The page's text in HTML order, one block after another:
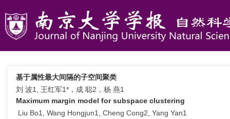
基于属性最大间隔的子空间聚类
刘 波1, 王红军1*，成 聪2，杨 燕1
Maximum margin model for subspace clustering
Liu Bo1, Wang Hongjun1, Cheng Cong2, Yang Yan1